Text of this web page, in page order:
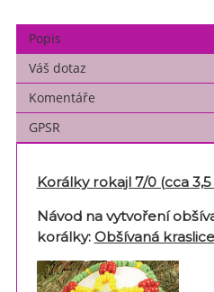
Popis
Váš dotaz
Komentáře
GPSR
Korálky rokajl 7/0 (cca
Návod na vytvoření
korálky: Obšívaná kraslice